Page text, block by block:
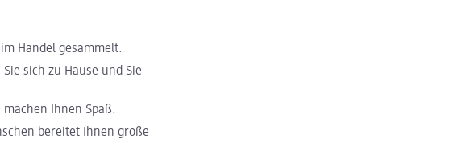
Handel gesammelt.
sich zu Hause und Sie
Ihnen Spaß.
bereitet Ihnen große